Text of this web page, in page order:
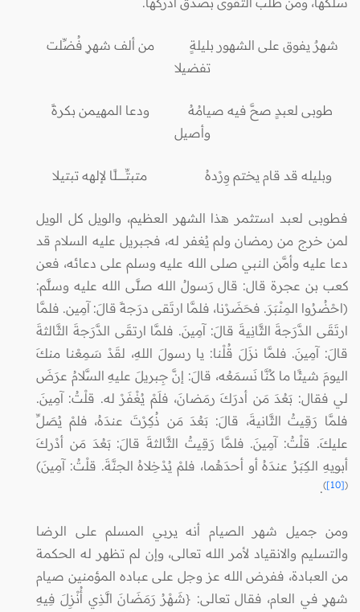
شهرٌ يفوق على الشهور بليلةٍ من ألف شهرٍ فُضِّلت
تفضيلا
طوبى لعبدٍ صحَّ فيه صيامُهُ ودعا المهيمن بكرةً
وأصيل
وبليله قد قام يختـم وِرْدهُ متبتِّــــــــــلًا لإلهه تبتيـلا
فطوبى لعبد استثمر هذا الشهر العظيم، والويل كل الويل
لمن خرج من رمضان ولم يُغفر له، فجبريل عليه السلام قد
دعا عليه وأمَّن النبي صلى الله عليه وسلم على دعائه، فعن
كعب بن عجرة قال: قال رَسولُ الله صلَّى الله عليه وسلَّم:
(احْضُرُوا المِنْبَرَ. فحَضَرْنا، فلمَّا ارتَقى درَجةً قالَ: آمِين. فلمَّا
ارتَقَى الدَّرَجةَ الثَّانِيةَ قالَ: آمِينَ. فلمَّا ارتقَى الدَّرَجةَ الثَّالثةَ
قالَ: آمِينَ. فلمَّا نزَلَ قُلْنا: يا رسولَ اللهِ، لقَدْ سَمِعْنا منكَ
اليومَ شيئًا ما كُنَّا نَسمَعُه، قالَ: إنَّ جِبريلَ عليهِ السَّلامُ عرَضَ
لي فقال: بَعُدَ مَن أدرَكَ رمَضانَ، فلَمْ يُغْفَرْ له. قلْتُ: آمِينَ.
فلمَّا رَقِيتُ الثَّانيةَ، قالَ: بَعُدَ مَن ذُكِرْتَ عندَهُ، فلمْ يُصَلِّ
عليكَ. قلْتُ: آمِينَ. فلمَّا رَقِيتُ الثَّالثةَ قالَ: بَعُدَ مَن أدْركَ
أبويهِ الكِبَرُ عندَهُ أو أحدَهُما، فلمْ يُدْخِلاهُ الجنَّةَ. قلْتُ: آمِينَ)
(
[10]
)
.
ومن جميل شهر الصيام أنه يربي المسلم على الرضا
والتسليم والانقياد لأمر الله تعالى، وإن لم تظهر له الحكمة
من العبادة، ففرض الله عز وجل على عباده المؤمنين صيام
شهرٍ في العام، فقال تعالى: {شَهْرُ رَمَضَانَ الَّذِي أُنْزِلَ فِيهِ